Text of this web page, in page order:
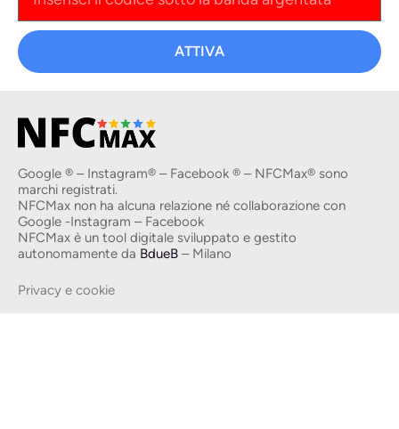
ATTIVA
Google ® – Instagram® – Facebook ® – NFCMax® sono
marchi registrati.
NFCMax non ha alcuna relazione né collaborazione con
Google -Instagram – Facebook
NFCMax è un tool digitale sviluppato e gestito
autonomamente da BdueB – Milano
Privacy e cookie